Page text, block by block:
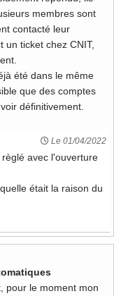
membres sont
contacté leur
un ticket chez CNIT,
été dans le même
que des comptes
définitivement.
Le 01/04/2022
avec l'ouverture
était la raison du
pour le moment mon